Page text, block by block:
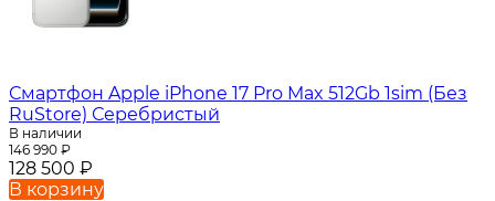
Смартфон Apple iPhone 17 Pro Max 512Gb 1sim (Без
RuStore) Серебристый
В наличии
146 990 ₽
128 500 ₽
В корзину